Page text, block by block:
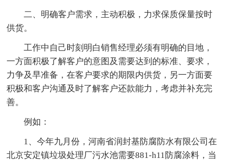
二、明确客户需求，主动积极，力求保质保量按时
供货。
工作中自己时刻明白销售经理必须有明确的目地，
一方面积极了解客户的意图及需要达到的标准、要求，
力争及早准备，在客户要求的期限内供货，另一方面要
积极和客户沟通及时了解客户还款能力，考虑并补充完
善。
例如：
1、今年九月份，河南省润封基防腐防水有限公司在
北京安定镇垃圾处理厂污水池需要881-h11防腐涂料，当